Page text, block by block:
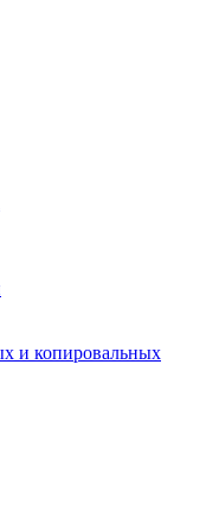
и копировальных